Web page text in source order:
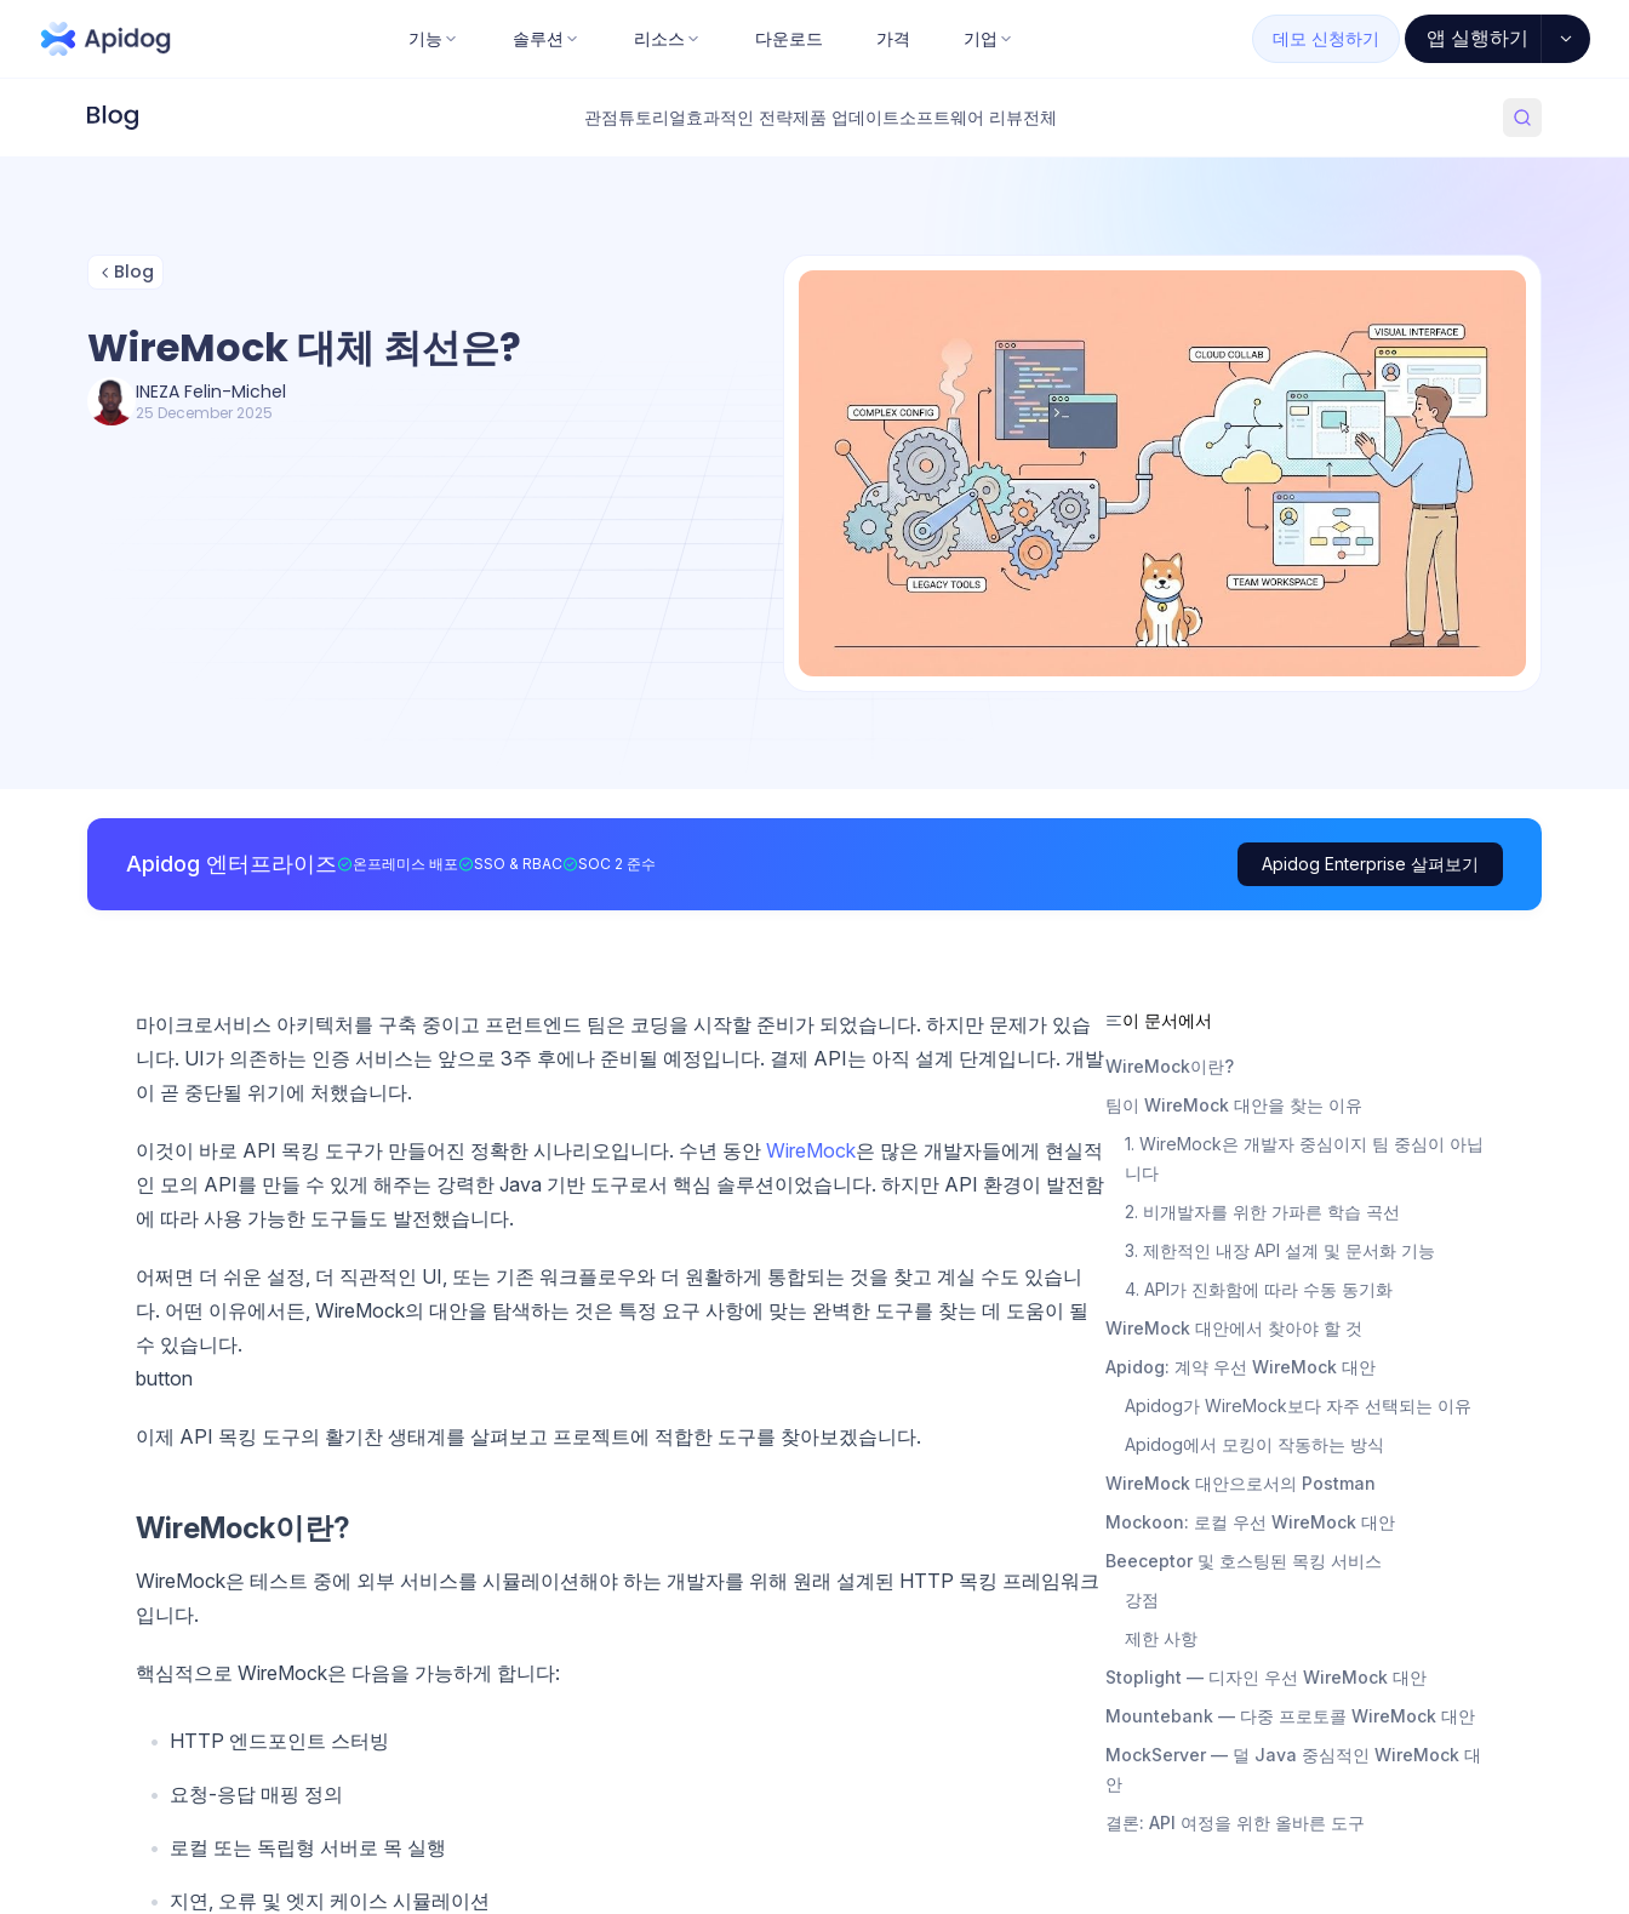
기능 솔루션 리소스 다운로드 가격 기업 데모 신청하기 앱 실행하기
관점튜토리얼효과적인 전략제품 업데이트소프트웨어 리뷰전체
Blog
WireMock 대체 최선은?
INEZA Felin-Michel
25 December 2025
Apidog 엔터프라이즈 온프레미스 배포 SSO & RBAC SOC 2 준수 Apidog Enterprise 살펴보기
마이크로서비스 아키텍처를 구축 중이고 프런트엔드 팀은 코딩을 시작할 준비가 되었습니다. 하지만 문제가 있습
니다. UI가 의존하는 인증 서비스는 앞으로 3주 후에나 준비될 예정입니다. 결제 API는 아직 설계 단계입니다. 개발
이 곧 중단될 위기에 처했습니다.
이것이 바로 API 목킹 도구가 만들어진 정확한 시나리오입니다. 수년 동안 WireMock은 많은 개발자들에게 현실적
인 모의 API를 만들 수 있게 해주는 강력한 Java 기반 도구로서 핵심 솔루션이었습니다. 하지만 API 환경이 발전함
에 따라 사용 가능한 도구들도 발전했습니다.
어쩌면 더 쉬운 설정, 더 직관적인 UI, 또는 기존 워크플로우와 더 원활하게 통합되는 것을 찾고 계실 수도 있습니
다. 어떤 이유에서든, WireMock의 대안을 탐색하는 것은 특정 요구 사항에 맞는 완벽한 도구를 찾는 데 도움이 될
수 있습니다.
button
이제 API 목킹 도구의 활기찬 생태계를 살펴보고 프로젝트에 적합한 도구를 찾아보겠습니다.
WireMock이란?
WireMock은 테스트 중에 외부 서비스를 시뮬레이션해야 하는 개발자를 위해 원래 설계된 HTTP 목킹 프레임워크
입니다.
핵심적으로 WireMock은 다음을 가능하게 합니다:
HTTP 엔드포인트 스터빙
요청-응답 매핑 정의
로컬 또는 독립형 서버로 목 실행
지연, 오류 및 엣지 케이스 시뮬레이션
이 문서에서
WireMock이란?
팀이 WireMock 대안을 찾는 이유
1. WireMock은 개발자 중심이지 팀 중심이 아닙
니다
2. 비개발자를 위한 가파른 학습 곡선
3. 제한적인 내장 API 설계 및 문서화 기능
4. API가 진화함에 따라 수동 동기화
WireMock 대안에서 찾아야 할 것
Apidog: 계약 우선 WireMock 대안
Apidog가 WireMock보다 자주 선택되는 이유
Apidog에서 모킹이 작동하는 방식
WireMock 대안으로서의 Postman
Mockoon: 로컬 우선 WireMock 대안
Beeceptor 및 호스팅된 목킹 서비스
강점
제한 사항
Stoplight — 디자인 우선 WireMock 대안
Mountebank — 다중 프로토콜 WireMock 대안
MockServer — 덜 Java 중심적인 WireMock 대
안
결론: API 여정을 위한 올바른 도구